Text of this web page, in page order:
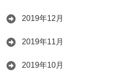
2019年12月
2019年11月
2019年10月